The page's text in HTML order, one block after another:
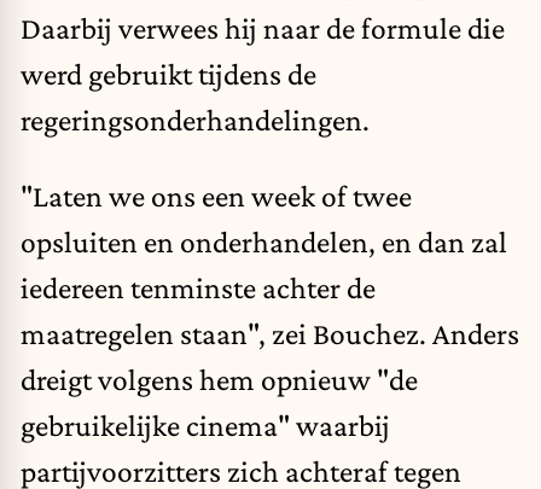
Daarbij verwees hij naar de formule die
werd gebruikt tijdens de
regeringsonderhandelingen.
"Laten we ons een week of twee
opsluiten en onderhandelen, en dan zal
iedereen tenminste achter de
maatregelen staan", zei Bouchez. Anders
dreigt volgens hem opnieuw "de
gebruikelijke cinema" waarbij
partijvoorzitters zich achteraf tegen